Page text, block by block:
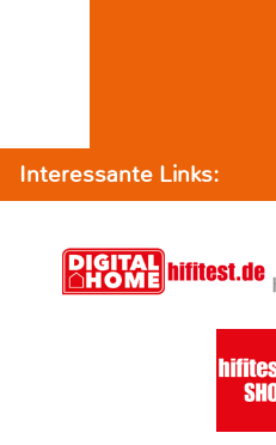
Interessante Links: